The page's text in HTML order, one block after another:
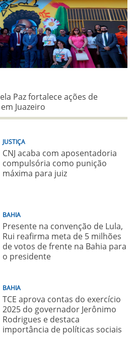
Paz fortalece ações de
Juazeiro
JUSTIÇA
CNJ acaba com aposentadoria
compulsória como punição
máxima para juiz
BAHIA
Presente na convenção de Lula,
Rui reafirma meta de 5 milhões
de votos de frente na Bahia para
o presidente
BAHIA
TCE aprova contas do exercício
2025 do governador Jerônimo
Rodrigues e destaca
importância de políticas sociais